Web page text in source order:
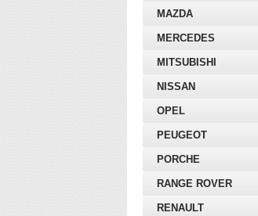
MAZDA
MERCEDES
MITSUBISHI
NISSAN
OPEL
PEUGEOT
PORCHE
RANGE ROVER
RENAULT